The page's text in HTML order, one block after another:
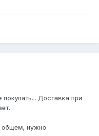
Доставка при
общем, нужно